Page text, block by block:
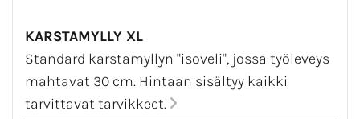
KARSTAMYLLY XL
Standard karstamyllyn "isoveli", jossa työleveys
mahtavat 30 cm. Hintaan sisältyy kaikki
tarvittavat tarvikkeet.